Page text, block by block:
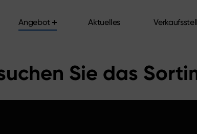
Angebot
Aktuelles
Sie das